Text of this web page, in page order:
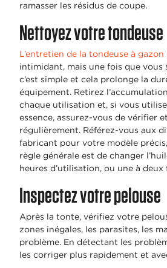
ramasser les résidus de coupe.
Nettoyez votre tondeuse
L’entretien de la tondeuse à gazon
intimidant, mais une fois que vous
c’est simple et cela prolonge la
équipement. Retirez
chaque utilisation et, si vous
essence, assurez-vous de vérifier
régulièrement. Référez-vous aux
fabricant pour votre modèle
règle générale est de changer
heures d’utilisation, ou une à deux
Inspectez votre pelouse
Après la tonte, vérifiez votre
zones inégales, les parasites, les
problème. En détectant les
les corriger plus rapidement et